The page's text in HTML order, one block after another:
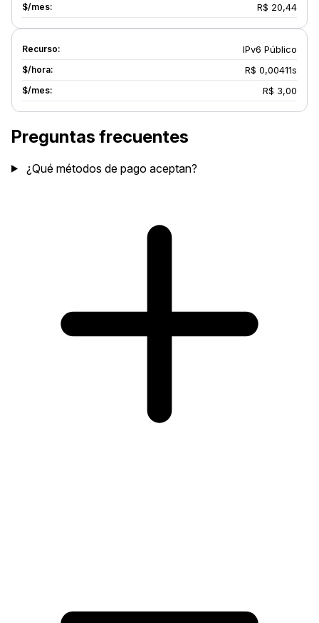
R$ 20,44
IPv6 Público
R$ 0,00411s
R$ 3,00
Preguntas frecuentes
¿Qué métodos de pago aceptan?